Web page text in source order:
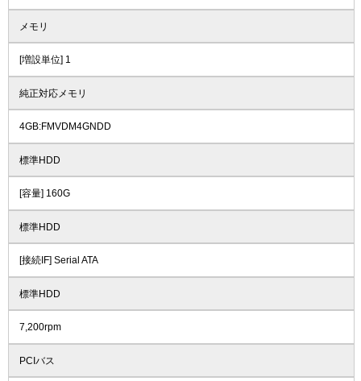
メモリ
[増設単位] 1
純正対応メモリ
4GB:FMVDM4GNDD
標準HDD
[容量] 160G
標準HDD
[接続IF] Serial ATA
標準HDD
7,200rpm
PCIバス